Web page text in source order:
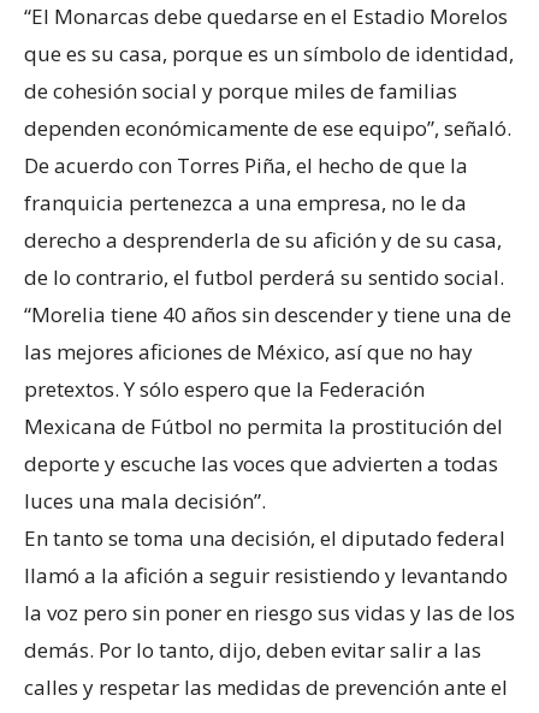
“El Monarcas debe quedarse en el Estadio Morelos
que es su casa, porque es un símbolo de identidad,
de cohesión social y porque miles de familias
dependen económicamente de ese equipo”, señaló.
De acuerdo con Torres Piña, el hecho de que la
franquicia pertenezca a una empresa, no le da
derecho a desprenderla de su afición y de su casa,
de lo contrario, el futbol perderá su sentido social.
“Morelia tiene 40 años sin descender y tiene una de
las mejores aficiones de México, así que no hay
pretextos. Y sólo espero que la Federación
Mexicana de Fútbol no permita la prostitución del
deporte y escuche las voces que advierten a todas
luces una mala decisión”.
En tanto se toma una decisión, el diputado federal
llamó a la afición a seguir resistiendo y levantando
la voz pero sin poner en riesgo sus vidas y las de los
demás. Por lo tanto, dijo, deben evitar salir a las
calles y respetar las medidas de prevención ante el